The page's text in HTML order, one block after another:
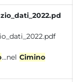
...nel Cimino